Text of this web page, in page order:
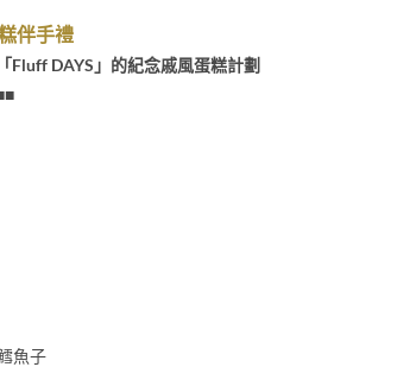
伴手禮
Fluff DAYS」的紀念戚風蛋糕計劃
魚子